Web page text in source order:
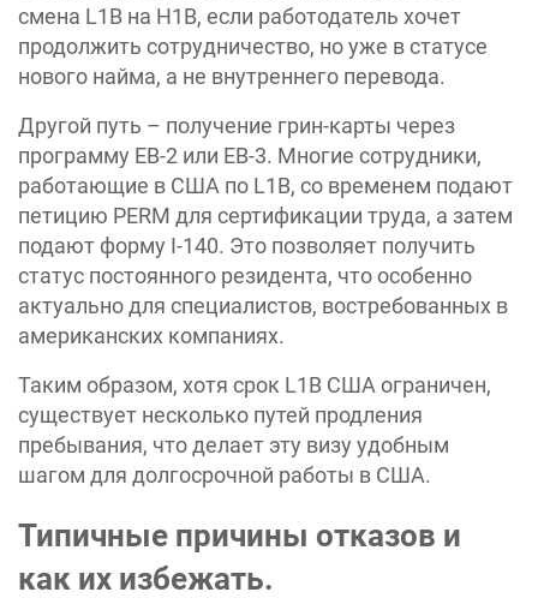
смена L1B на H1B, если работодатель хочет
продолжить сотрудничество, но уже в статусе
нового найма, а не внутреннего перевода.
Другой путь – получение грин-карты через
программу EB-2 или EB-3. Многие сотрудники,
работающие в США по L1B, со временем подают
петицию PERM для сертификации труда, а затем
подают форму I-140. Это позволяет получить
статус постоянного резидента, что особенно
актуально для специалистов, востребованных в
американских компаниях.
Таким образом, хотя срок L1B США ограничен,
существует несколько путей продления
пребывания, что делает эту визу удобным
шагом для долгосрочной работы в США.
Типичные причины отказов и
как их избежать.